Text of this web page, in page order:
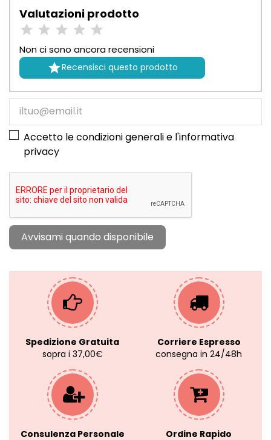
Valutazioni prodotto
Non ci sono ancora recensioni
Recensisci questo prodotto
Accetto le condizioni generali e l'informativa
privacy
Spedizione Gratuita
sopra i 37,00€
Corriere Espresso
consegna in 24/48h
Consulenza Personale
Ordine Rapido